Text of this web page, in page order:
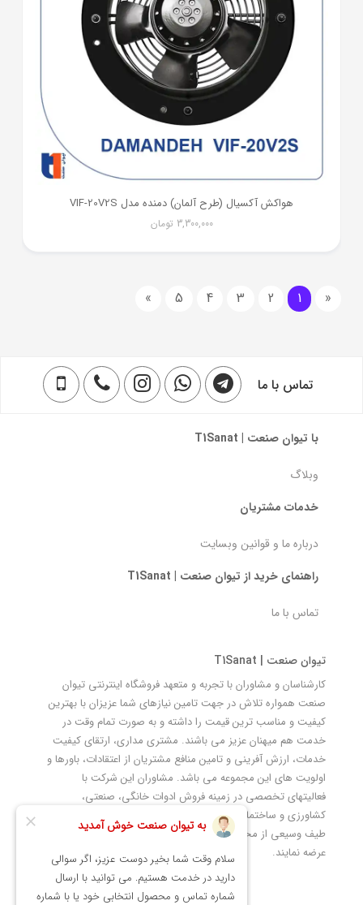
هواکش آکسیال (طرح آلمان) دمنده مدل VIF-20V2S
3,300,000 تومان
«
1
2
3
4
5
»
تماس با ما
با تیوان صنعت | T1Sanat
وبلاگ
خدمات مشتریان
درباره ما و قوانین وبسایت
راهنمای خرید از تیوان صنعت | T1Sanat
تماس با ما
تیوان صنعت | T1Sanat
کارشناسان و مشاوران با تجربه و متعهد فروشگاه اینترنتی تیوان
صنعت همواره تلاش در جهت تامین نیازهای شما عزیزان با بهترین
کیفیت و مناسب ترین قیمت را داشته و به صورت تمام وقت در
خدمت هم میهنان عزیز می باشند. مشتری مداری، ارتقای کیفیت
خدمات، ارزش آفرینی و تامین منافع مشتریان از اعتقادات، باورها و
اولویت های این مجموعه می باشد. مشاوران این شرکت با
فعالیتهای تخصصی در زمینه فروش ادوات خانگی، صنعتی،
کشاورزی و ساختمانی در نظر دارند ضمن ارتقاء کیفی خرید آسان
طیف وسیعی از محصولات صنعتی را به مصرف کنندگان محترم
عرضه نمایند.